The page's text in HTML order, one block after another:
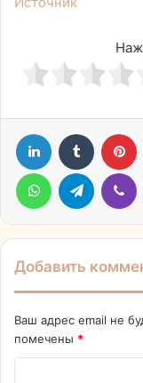
LinkedIn Tumblr
WhatsAppTelegram
Добавить
Ваш адрес email не
помечены *